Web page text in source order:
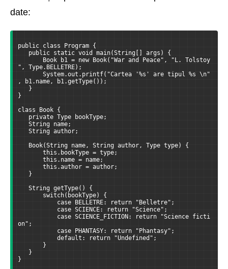
date:
public class Program {
public static void main(String[] args) {
Book b1 = new Book("War and Peace", "L. Tolstoy
", Type.BELLETRE);
System.out.printf("Cartea '%s' are tipul %s \n"
, b1.name, b1.getType());
}
}
class Book {
private Type bookType;
String name;
String author;
Book(String name, String author, Type type) {
this.bookType = type;
this.name = name;
this.author = author;
}
String getType() {
switch(bookType) {
case BELLETRE: return "Belletre";
case SCIENCE: return "Science";
case SCIENCE_FICTION: return "Science ficti
on";
case PHANTASY: return "Phantasy";
default: return "Undefined";
}
}
}